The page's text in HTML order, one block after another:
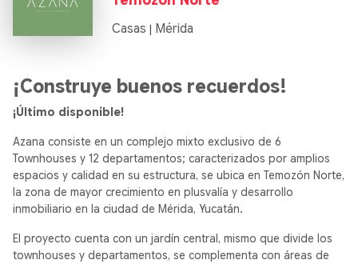
Casas | Mérida
¡Construye buenos recuerdos!
¡Último disponible!
Azana consiste en un complejo mixto exclusivo de 6
Townhouses y 12 departamentos; caracterizados por amplios
espacios y calidad en su estructura, se ubica en Temozón Norte,
la zona de mayor crecimiento en plusvalía y desarrollo
inmobiliario en la ciudad de Mérida, Yucatán.
El proyecto cuenta con un jardín central, mismo que divide los
townhouses y departamentos, se complementa con áreas de